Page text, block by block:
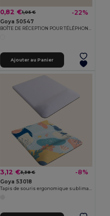
0,82 €1,05 € -22%
Goya 50547
BOÎTE DE RÉCEPTION POUR TÉLÉPHONE PORTABLE
Ajouter au Panier
3,12 €3,38 € -8%
Goya 53018